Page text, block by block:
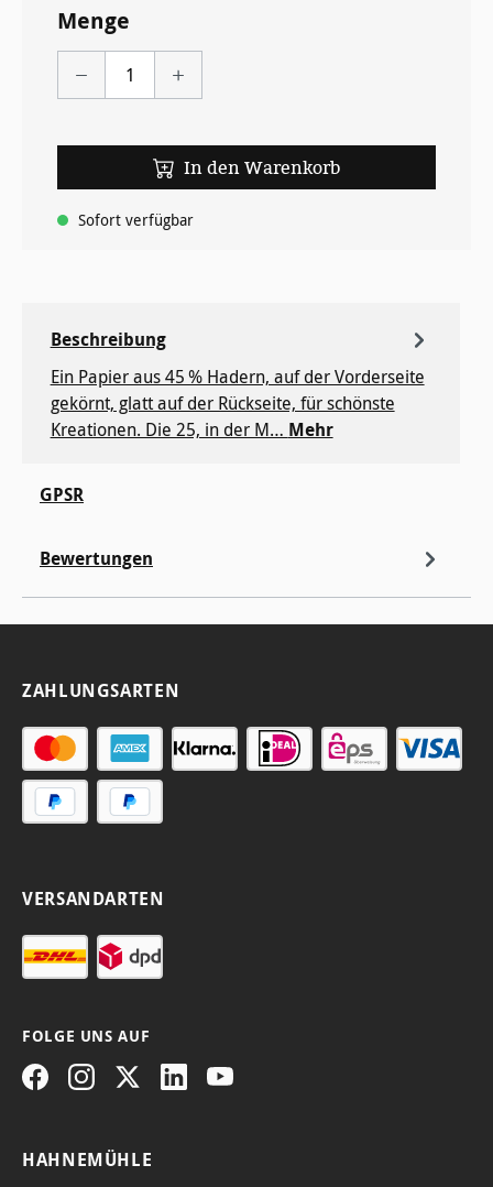
Menge
In den Warenkorb
Sofort verfügbar
Beschreibung
Ein Papier aus 45 % Hadern, auf der Vorderseite
gekörnt, glatt auf der Rückseite, für ­schönste
Kreationen. Die 25, in der M… Mehr
GPSR
Bewertungen
ZAHLUNGSARTEN
VERSANDARTEN
FOLGE UNS AUF
HAHNEMÜHLE